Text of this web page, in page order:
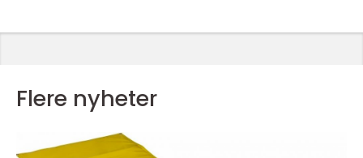
Flere nyheter